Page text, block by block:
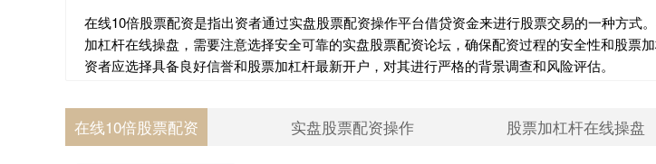
在线10倍股票配资是指出资者通过实盘股票配资操作平台借贷资金来进行股票交易的一种方式
加杠杆在线操盘，需要注意选择安全可靠的实盘股票配资论坛，确保配资过程的安全性和股票
资者应选择具备良好信誉和股票加杠杆最新开户，对其进行严格的背景调查和风险评估。
在线10倍股票配资 实盘股票配资操作 股票加杠杆在线操盘